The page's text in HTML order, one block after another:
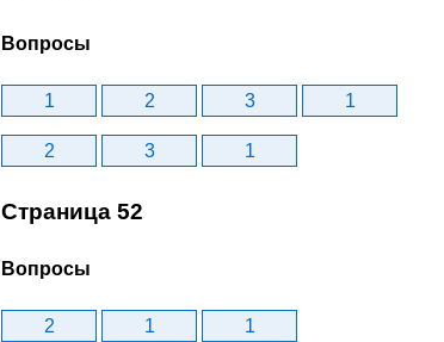
Вопросы
1 2 3 1
2 3 1
Страница 52
Вопросы
2 1 1